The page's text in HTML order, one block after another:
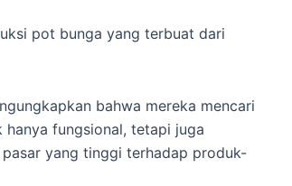
pot bunga yang terbuat dari
bahwa mereka mencari
fungsional, tetapi juga
yang tinggi terhadap produk-